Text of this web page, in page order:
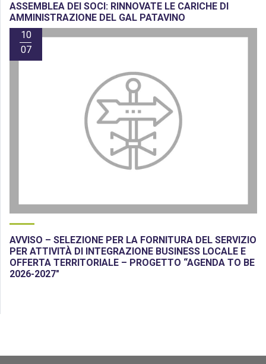
ASSEMBLEA DEI SOCI: RINNOVATE LE CARICHE DI
AMMINISTRAZIONE DEL GAL PATAVINO
10
07
AVVISO – SELEZIONE PER LA FORNITURA DEL SERVIZIO
PER ATTIVITÀ DI INTEGRAZIONE BUSINESS LOCALE E
OFFERTA TERRITORIALE – PROGETTO “AGENDA TO BE
2026-2027″